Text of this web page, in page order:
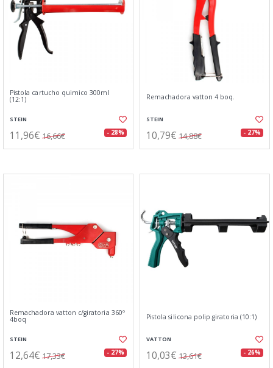
Pistola cartucho quimico 300ml
(12:1)
STEIN
11,96€ 16,66€ - 28%
Remachadora vatton 4 boq.
STEIN
10,79€ 14,88€ - 27%
Remachadora vatton c/giratoria 360º
4boq
STEIN
12,64€ 17,33€ - 27%
Pistola silicona polip.giratoria (10:1)
VATTON
10,03€ 13,61€ - 26%